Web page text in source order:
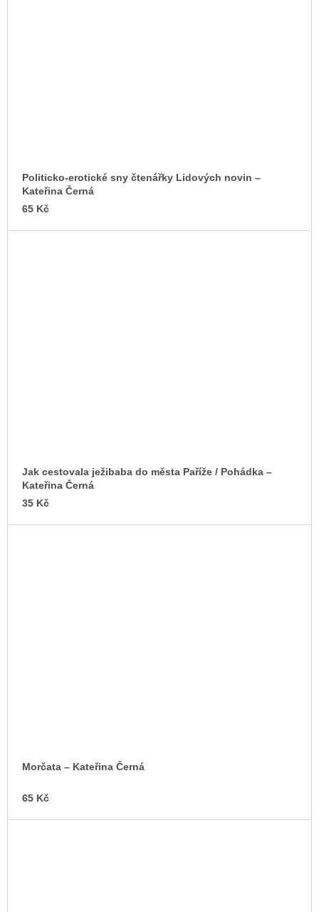
Politicko-erotické sny čtenářky Lidových novin –
Kateřina Černá
65 Kč
Jak cestovala ježibaba do města Paříže / Pohádka –
Kateřina Černá
35 Kč
Morčata – Kateřina Černá
65 Kč